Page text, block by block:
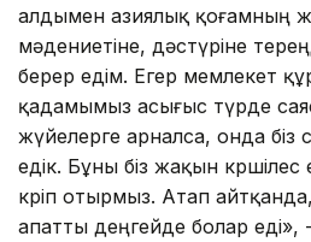
алдымен азиялық қоғамның
мәдениетіне, дәстүріне
берер едім. Егер мемлекет
қадамымыз асығыс түрде
жүйелерге арналса, онда біз
едік. Бұны біз жақын көршілес
көріп отырмыз. Атап
апатты деңгейде болар еді»,